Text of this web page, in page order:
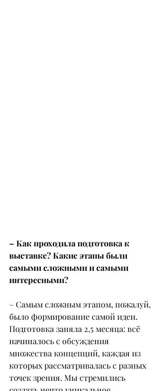
– Как проходила подготовка к
выставке? Какие этапы были
самыми сложными и самыми
интересными?
– Самым сложным этапом, пожалуй,
было формирование самой идеи.
Подготовка заняла 2,5 месяца: всё
начиналось с обсуждения
множества концепций, каждая из
которых рассматривалась с разных
точек зрения. Мы стремились